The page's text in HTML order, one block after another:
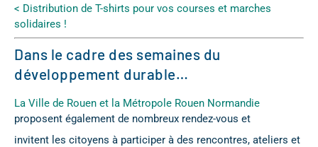
< Distribution de T-shirts pour vos courses et marches
solidaires !
Dans le cadre des semaines du
développement durable…
La Ville de Rouen et la Métropole Rouen Normandie
proposent également de nombreux rendez-vous et
invitent les citoyens à participer à des rencontres, ateliers et